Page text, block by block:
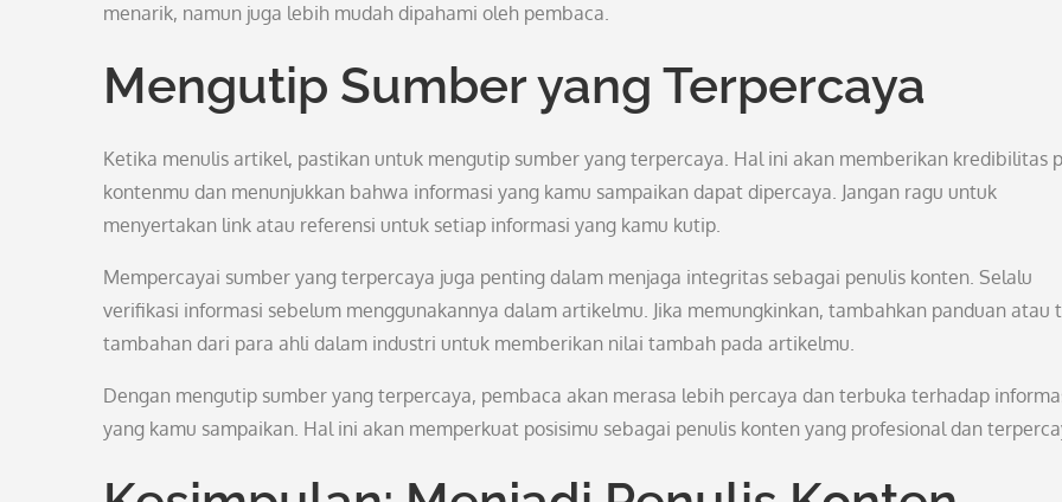
menarik, namun juga lebih mudah dipahami oleh pembaca.
Mengutip Sumber yang Terpercaya
Ketika menulis artikel, pastikan untuk mengutip sumber yang terpercaya. Hal ini akan memberikan kredibilitas
kontenmu dan menunjukkan bahwa informasi yang kamu sampaikan dapat dipercaya. Jangan ragu untuk
menyertakan link atau referensi untuk setiap informasi yang kamu kutip.
Mempercayai sumber yang terpercaya juga penting dalam menjaga integritas sebagai penulis konten. Selalu
verifikasi informasi sebelum menggunakannya dalam artikelmu. Jika memungkinkan, tambahkan panduan atau
tambahan dari para ahli dalam industri untuk memberikan nilai tambah pada artikelmu.
Dengan mengutip sumber yang terpercaya, pembaca akan merasa lebih percaya dan terbuka terhadap
yang kamu sampaikan. Hal ini akan memperkuat posisimu sebagai penulis konten yang profesional dan